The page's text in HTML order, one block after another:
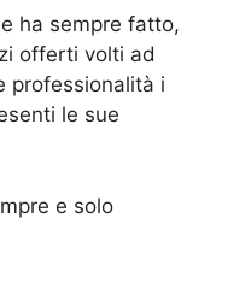
ha sempre fatto,
offerti volti ad
professionalità i
le sue
e solo